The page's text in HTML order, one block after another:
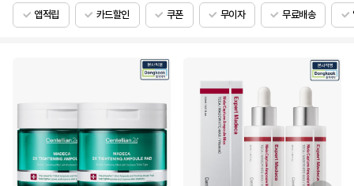
앱적립 카드할인 쿠폰 무이자 무료배송